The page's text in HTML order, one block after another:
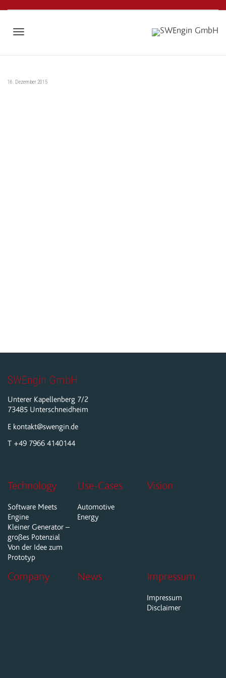
16. Dezember 2015
SWEngin GmbH
Unterer Kapellenberg 7/2
73485 Unterschneidheim
E kontakt@swengin.de
T +49 7966 4140144
Technology
Software Meets
Engine
Kleiner Generator –
großes Potenzial
Von der Idee zum
Prototyp
Use-Cases
Automotive
Energy
Vision
Company News Impressum
Impressum
Disclaimer